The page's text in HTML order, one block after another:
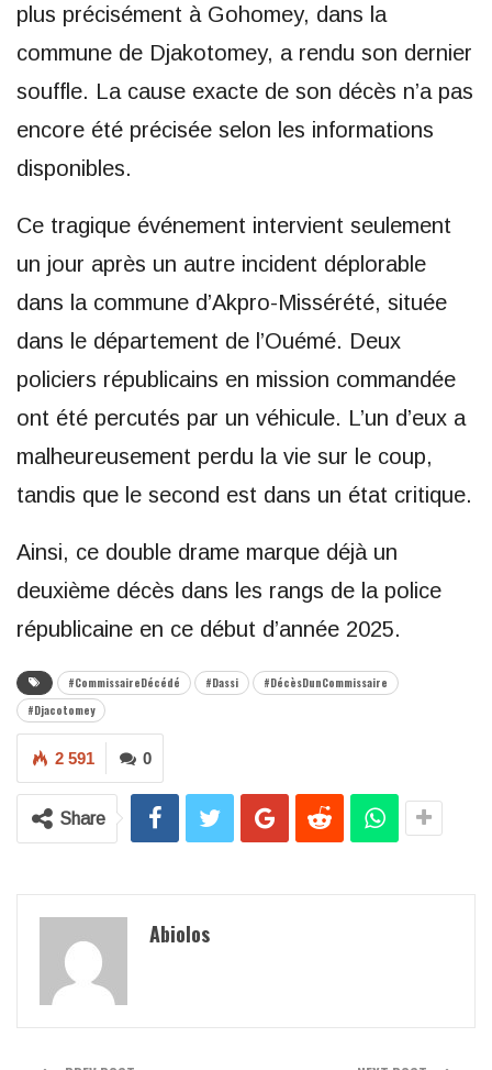
plus précisément à Gohomey, dans la
commune de Djakotomey, a rendu son dernier
souffle. La cause exacte de son décès n’a pas
encore été précisée selon les informations
disponibles.
Ce tragique événement intervient seulement
un jour après un autre incident déplorable
dans la commune d’Akpro-Missérété, située
dans le département de l’Ouémé. Deux
policiers républicains en mission commandée
ont été percutés par un véhicule. L’un d’eux a
malheureusement perdu la vie sur le coup,
tandis que le second est dans un état critique.
Ainsi, ce double drame marque déjà un
deuxième décès dans les rangs de la police
républicaine en ce début d’année 2025.
#CommissaireDécédé #Dassi
#DécèsDunCommissaire
#Djacotomey
0
2 591
Share
Abiolos